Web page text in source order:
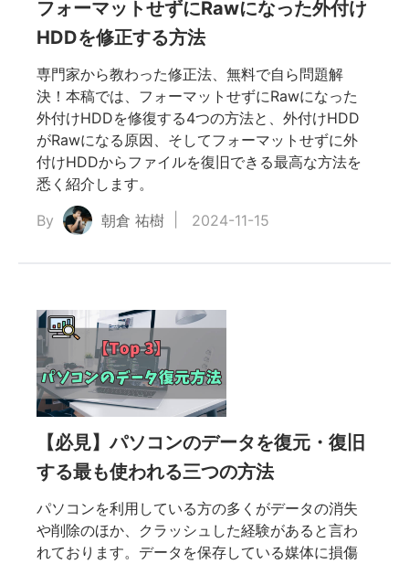
フォーマットせずにRawになった外付け
HDDを修正する方法
専門家から教わった修正法、無料で自ら問題解
決！本稿では、フォーマットせずにRawになった
外付けHDDを修復する4つの方法と、外付けHDD
がRawになる原因、そしてフォーマットせずに外
付けHDDからファイルを復旧できる最高な方法を
悉く紹介します。
By
朝倉 祐樹 2024-11-15
【必見】パソコンのデータを復元・復旧
する最も使われる三つの方法
パソコンを利用している方の多くがデータの消失
や削除のほか、クラッシュした経験があると言わ
れております。データを保存している媒体に損傷